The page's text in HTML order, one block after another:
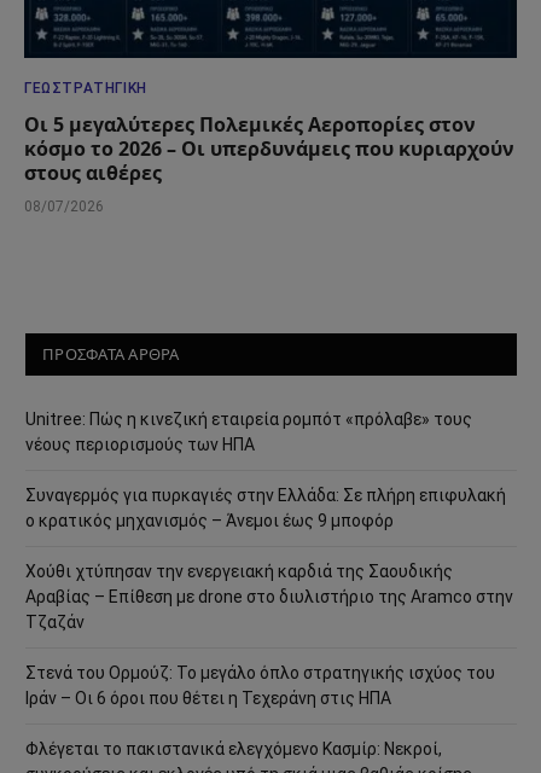
ΓΕΩΣΤΡΑΤΗΓΙΚΉ
Οι 5 μεγαλύτερες Πολεμικές Αεροπορίες στον
κόσμο το 2026 – Οι υπερδυνάμεις που κυριαρχούν
στους αιθέρες
08/07/2026
ΠΡΟΣΦΑΤΑ ΑΡΘΡΑ
Unitree: Πώς η κινεζική εταιρεία ρομπότ «πρόλαβε» τους
νέους περιορισμούς των ΗΠΑ
Συναγερμός για πυρκαγιές στην Ελλάδα: Σε πλήρη επιφυλακή
ο κρατικός μηχανισμός – Άνεμοι έως 9 μποφόρ
Χούθι χτύπησαν την ενεργειακή καρδιά της Σαουδικής
Αραβίας – Επίθεση με drone στο διυλιστήριο της Aramco στην
Τζαζάν
Στενά του Ορμούζ: Το μεγάλο όπλο στρατηγικής ισχύος του
Ιράν – Οι 6 όροι που θέτει η Τεχεράνη στις ΗΠΑ
Φλέγεται το πακιστανικά ελεγχόμενο Κασμίρ: Νεκροί,